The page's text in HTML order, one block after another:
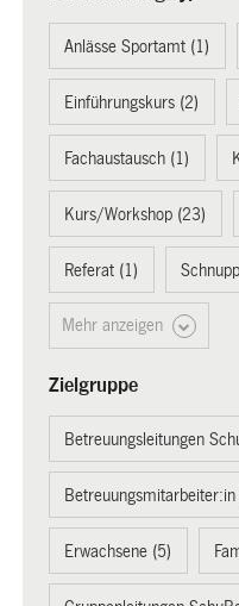
Anlässe Sportamt (1)
Einführungskurs (2)
Fachaustausch (1)
Kurs/Workshop (23)
Referat (1)
Mehr anzeigen
Zielgruppe
Betreuungsleitungen
Betreuungsmitarbeiter:in
Erwachsene (5)